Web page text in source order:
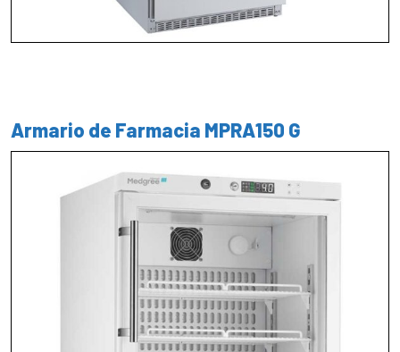
Armario de Farmacia MPRA150 G